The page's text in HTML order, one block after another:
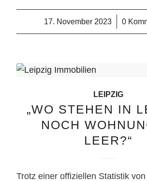
17. November 2023
/ 0
LEIPZIG
„WO STEHEN IN
NOCH
LEER?“
Trotz einer offiziellen Statistik